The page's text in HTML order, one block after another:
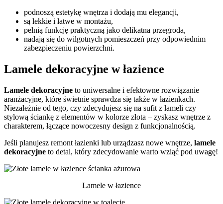
podnoszą estetykę wnętrza i dodają mu elegancji,
są lekkie i łatwe w montażu,
pełnią funkcję praktyczną jako delikatna przegroda,
nadają się do wilgotnych pomieszczeń przy odpowiednim
zabezpieczeniu powierzchni.
Lamele dekoracyjne w łazience
Lamele dekoracyjne to uniwersalne i efektowne rozwiązanie
aranżacyjne, które świetnie sprawdza się także w łazienkach.
Niezależnie od tego, czy zdecydujesz się na sufit z lameli czy
stylową ściankę z elementów w kolorze złota – zyskasz wnętrze z
charakterem, łączące nowoczesny design z funkcjonalnością.
Jeśli planujesz remont łazienki lub urządzasz nowe wnętrze, lamele
dekoracyjne to detal, który zdecydowanie warto wziąć pod uwagę!
Lamele w łazience